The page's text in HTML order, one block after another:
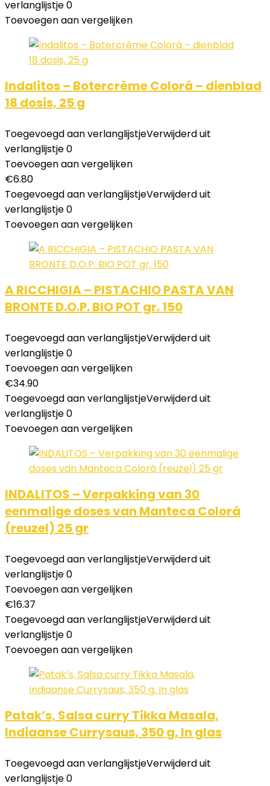
verlanglijstje0
Toevoegen aan vergelijken
Indalitos – Botercrème Colorá – dienblad
18 dosis, 25 g
Toegevoegd aan verlanglijstjeVerwijderd uit
verlanglijstje0
Toevoegen aan vergelijken
€6.80
Toegevoegd aan verlanglijstjeVerwijderd uit
verlanglijstje0
Toevoegen aan vergelijken
A RICCHIGIA – PISTACHIO PASTA VAN
BRONTE D.O.P. BIO POT gr. 150
Toegevoegd aan verlanglijstjeVerwijderd uit
verlanglijstje0
Toevoegen aan vergelijken
€34.90
Toegevoegd aan verlanglijstjeVerwijderd uit
verlanglijstje0
Toevoegen aan vergelijken
INDALITOS – Verpakking van 30
eenmalige doses van Manteca Colorá
(reuzel) 25 gr
Toegevoegd aan verlanglijstjeVerwijderd uit
verlanglijstje0
Toevoegen aan vergelijken
€16.37
Toegevoegd aan verlanglijstjeVerwijderd uit
verlanglijstje0
Toevoegen aan vergelijken
Patak’s, Salsa curry Tikka Masala,
Indiaanse Currysaus, 350 g, In glas
Toegevoegd aan verlanglijstjeVerwijderd uit
verlanglijstje0